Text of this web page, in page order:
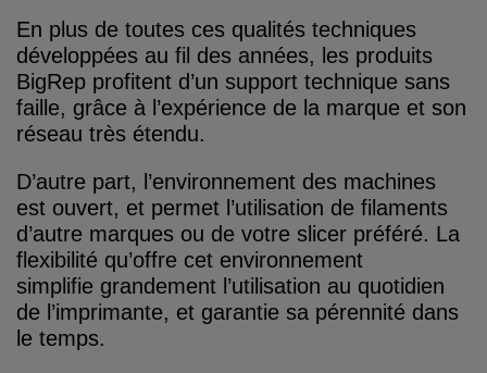
En plus de toutes ces qualités techniques
développées au fil des années, les produits
BigRep profitent d’un support technique sans
faille, grâce à l’expérience de la marque et son
réseau très étendu.
D’autre part, l’environnement des machines
est ouvert, et permet l’utilisation de filaments
d’autre marques ou de votre slicer préféré. La
flexibilité qu’offre cet environnement
simplifie grandement l’utilisation au quotidien
de l’imprimante, et garantie sa pérennité dans
le temps.